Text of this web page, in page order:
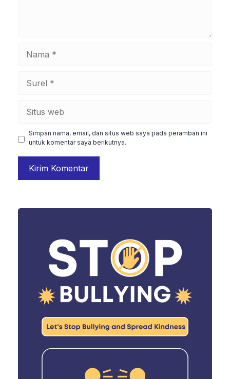
web
Simpan nama, email, dan situs web saya pada peramban ini
untuk komentar saya berikutnya.